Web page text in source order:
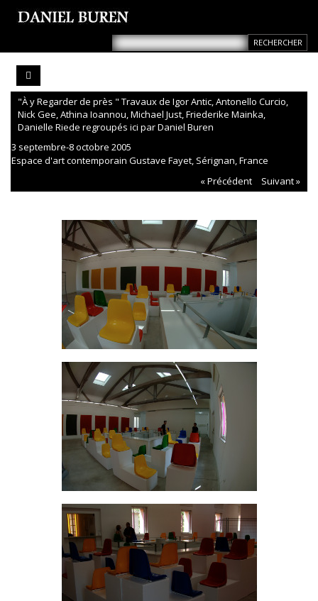
"À y Regarder de près " Travaux de Igor Antic, Antonello Curcio,
Nick Gee, Athina Ioannou, Michael Just, Friederike Mainka,
Danielle Riede regroupés ici par Daniel Buren
3 septembre-8 octobre 2005
Espace d'art contemporain Gustave Fayet, Sérignan, France
« Précédent
Suivant »